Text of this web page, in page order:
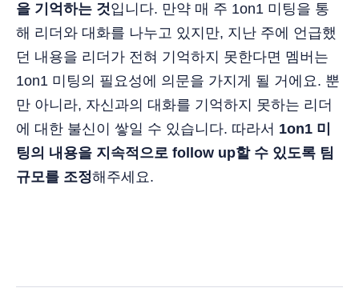
을 기억하는 것입니다. 만약 매 주 1on1 미팅을 통
해 리더와 대화를 나누고 있지만, 지난 주에 언급했
던 내용을 리더가 전혀 기억하지 못한다면 멤버는
1on1 미팅의 필요성에 의문을 가지게 될 거에요. 뿐
만 아니라, 자신과의 대화를 기억하지 못하는 리더
에 대한 불신이 쌓일 수 있습니다. 따라서 1on1 미
팅의 내용을 지속적으로 follow up할 수 있도록 팀
규모를 조정해주세요.